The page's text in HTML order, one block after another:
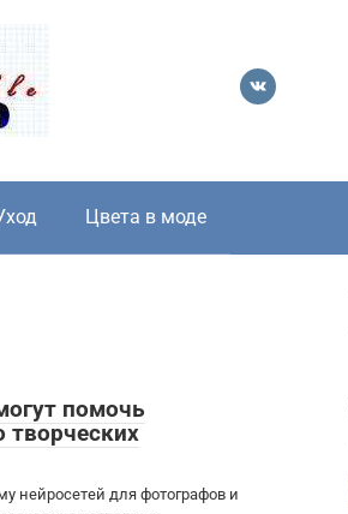
Цвета в моде
помочь
творческих
нейросетей для фотографов и